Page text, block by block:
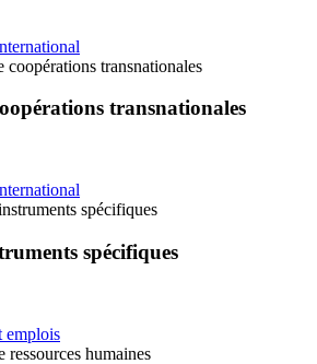
coopérations transnationales
transnationales
spécifiques
spécifiques
emplois
ressources humaines